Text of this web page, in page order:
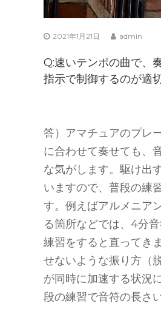
2021年1月21日 admin
Q:速いテンポの曲で、
指示で制御するのが適
答）アマチュアのプレ
に合わせて奏せても、
な気がします。駆け出
いますので、普段の練
す。例えばアルメニア
る箇所などでは、4分
練習をすると直ってき
せないような振り方（
が同時に加速する状況
段の練習で音符の長さ